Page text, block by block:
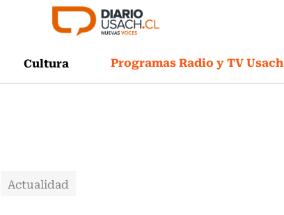
Cultura Programas Radio y TV Usach
Actualidad